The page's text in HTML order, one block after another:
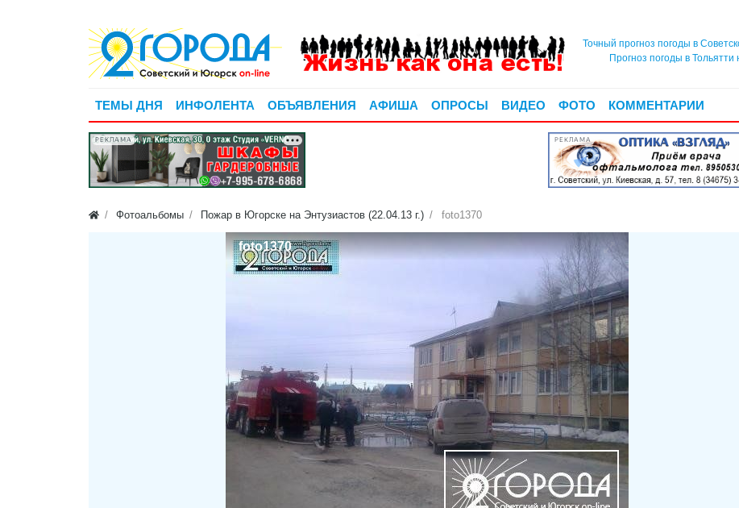
Точный прогноз погоды в
Прогноз погоды в Тольятти
ТЕМЫ ДНЯ ИНФОЛЕНТА ОБЪЯВЛЕНИЯ АФИША ОПРОСЫ ВИДЕО ФОТО КОММЕНТАРИИ
РЕКЛАМА РЕКЛАМА
Фотоальбомы Пожар в Югорске на Энтузиастов (22.04.13 г.) foto1370
foto1370